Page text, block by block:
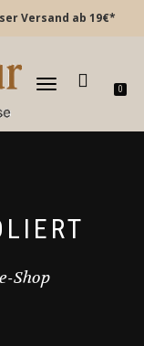
Versand ab 19€*
TOGGLE
0
Shop